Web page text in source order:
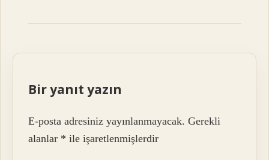
Bir yanıt yazın
E-posta adresiniz yayınlanmayacak. Gerekli
alanlar * ile işaretlenmişlerdir